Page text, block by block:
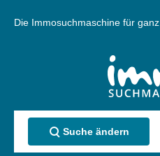
Die Immosuchmaschine für ganz
Suche ändern